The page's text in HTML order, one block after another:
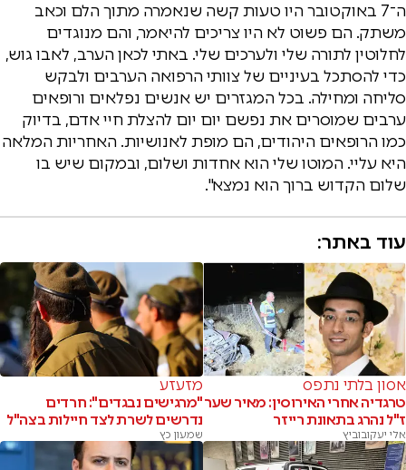
ה־7 באוקטובר היו טעות קשה שנאמרה מתוך הלם וכאב
משתק. הם פשוט לא היו צריכים להיאמר, והם מנוגדים
לחלוטין לתורה שלי ולערכים שלי. באתי לכאן הערב, לאבו גוש,
כדי להסתכל בעיניים של צוותי הרפואה הערבים ולבקש
סליחה ומחילה. בכל המגזרים יש אנשים נפלאים ורופאים
ערבים שמוסרים את נפשם יום יום להצלת חיי אדם, בדיוק
כמו הרופאים היהודים, הם מופת לאנושיות. האחריות המלאה
היא עליי. המוטו שלי הוא אחדות ושלום, ובמקום שיש בו
שלום הקדוש ברוך הוא נמצא".
עוד באתר:
אסון בלתי נתפס
טרגדיה אחרי האירוסין: מאיר שער
ז"ל נהרג בתאונת רייזר
אלי יעקובוביץ
מזעזע
"מרגישים נבגדים": חרדים
נדרשים לשרת לצד חיילות בצה"ל
שמעון כץ